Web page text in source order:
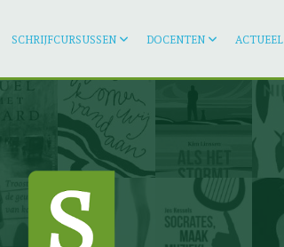
SCHRIJFCURSUSSEN DOCENTEN ACTUEEL